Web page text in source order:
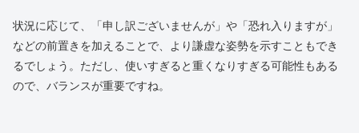
状況に応じて、「申し訳ございませんが」や「恐れ入りますが」
などの前置きを加えることで、より謙虚な姿勢を示すこともでき
るでしょう。ただし、使いすぎると重くなりすぎる可能性もある
ので、バランスが重要ですね。